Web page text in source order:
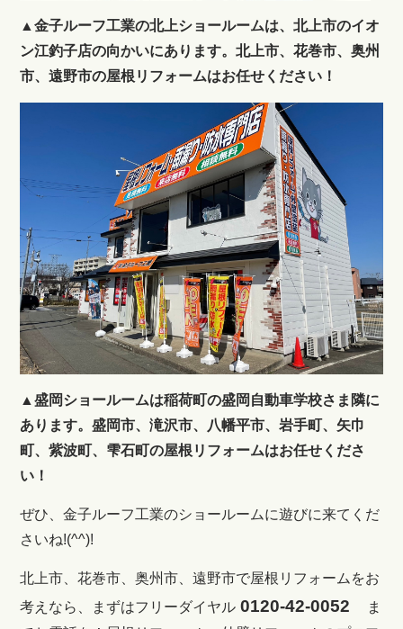
▲金子ルーフ工業の北上ショールームは、北上市のイオ
ン江釣子店の向かいにあります。北上市、花巻市、奥州
市、遠野市の屋根リフォームはお任せください！
▲盛岡ショールームは稲荷町の盛岡自動車学校さま隣に
あります。盛岡市、滝沢市、八幡平市、岩手町、矢巾
町、紫波町、雫石町の屋根リフォームはお任せくださ
い！
ぜひ、金子ルーフ工業のショールームに遊びに来てくだ
さいね!(^^)!
北上市、花巻市、奥州市、遠野市で屋根リフォームをお
考えなら、まずはフリーダイヤル 0120-42-0052
ま